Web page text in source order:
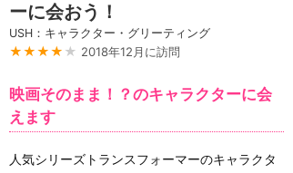
ーに会おう！
USH：キャラクター・グリーティング
★★★★ ★ 2018年12月に訪問
映画そのまま！？のキャラクターに会
えます
人気シリーズトランスフォーマーのキャラクタ